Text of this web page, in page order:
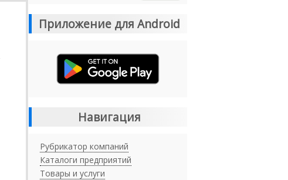
Приложение для Android
Навигация
Рубрикатор компаний
Каталоги предприятий
Товары и услуги